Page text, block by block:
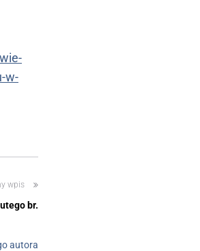
w-
wpis
br.
autora